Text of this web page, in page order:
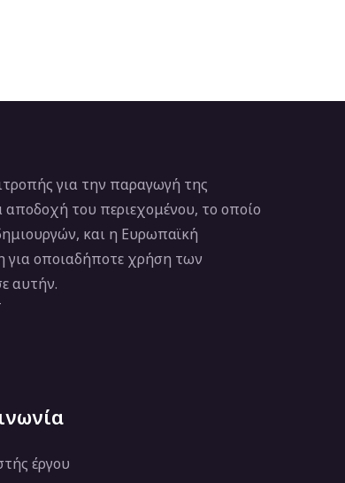
για την παραγωγή της
αποδοχή του περιεχομένου, το οποίο
και η Ευρωπαϊκή
για οποιαδήποτε χρήση των
αυτήν.
έργου